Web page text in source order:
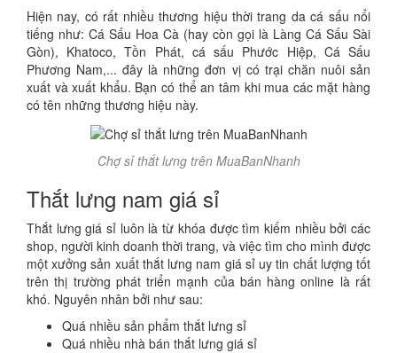
Hiện nay, có rất nhiều thương hiệu thời trang da cá sấu nổi
tiếng như: Cá Sấu Hoa Cà (hay còn gọi là Làng Cá Sấu Sài
Gòn), Khatoco, Tồn Phát, cá sấu Phước Hiệp, Cá Sấu
Phương Nam,... đây là những đơn vị có trại chăn nuôi sản
xuất và xuất khẩu. Bạn có thể an tâm khi mua các mặt hàng
có tên những thương hiệu này.
Chợ sỉ thắt lưng trên MuaBanNhanh
Thắt lưng nam giá sỉ
Thắt lưng giá sỉ luôn là từ khóa được tìm kiếm nhiều bởi các
shop, người kinh doanh thời trang, và việc tìm cho mình được
một xưởng sản xuất thắt lưng nam giá sỉ uy tin chất lượng tốt
trên thị trường phát triển mạnh của bán hàng online là rất
khó. Nguyên nhân bởi như sau:
Quá nhiều sản phẩm thắt lưng sỉ
Quá nhiều nhà bán thắt lưng giá sỉ